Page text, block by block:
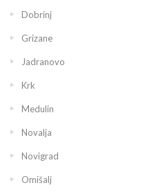
Dobrinj
Grizane
Jadranovo
Krk
Medulin
Novalja
Novigrad
Omišalj